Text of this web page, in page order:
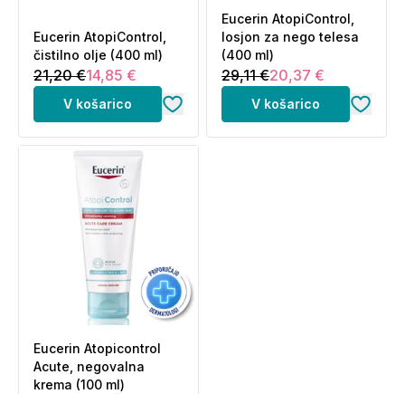
Eucerin AtopiControl,
čistilno olje (400 ml)
21,20 €14,85 €
V košarico
Eucerin AtopiControl,
losjon za nego telesa
(400 ml)
29,11 €20,37 €
V košarico
Eucerin Atopicontrol
Acute, negovalna
krema (100 ml)